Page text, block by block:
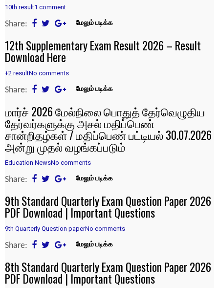
10th result1 comment
Share: மேலும் படிக்க
12th Supplementary Exam Result 2026 – Result
Download Here
+2 resultNo comments
Share: மேலும் படிக்க
மார்ச் 2026 மேல்நிலை பொதுத் தேர்வெழுதிய
தேர்வர்களுக்கு அசல் மதிப்பெண்
சான்றிதழ்கள் / மதிப்பெண் பட்டியல் 30.07.2026
அன்று முதல் வழங்கப்படும்
Education NewsNo comments
Share: மேலும் படிக்க
9th Standard Quarterly Exam Question Paper 2026
PDF Download | Important Questions
9th Quarterly Question paperNo comments
Share: மேலும் படிக்க
8th Standard Quarterly Exam Question Paper 2026
PDF Download | Important Questions